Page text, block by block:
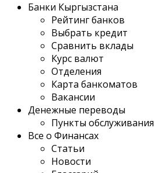
Банки Кыргызстана
Рейтинг банков
Выбрать кредит
Сравнить вклады
Курс валют
Отделения
Карта банкоматов
Вакансии
Денежные переводы
Пункты обслуживания
Все о Финансах
Статьи
Новости